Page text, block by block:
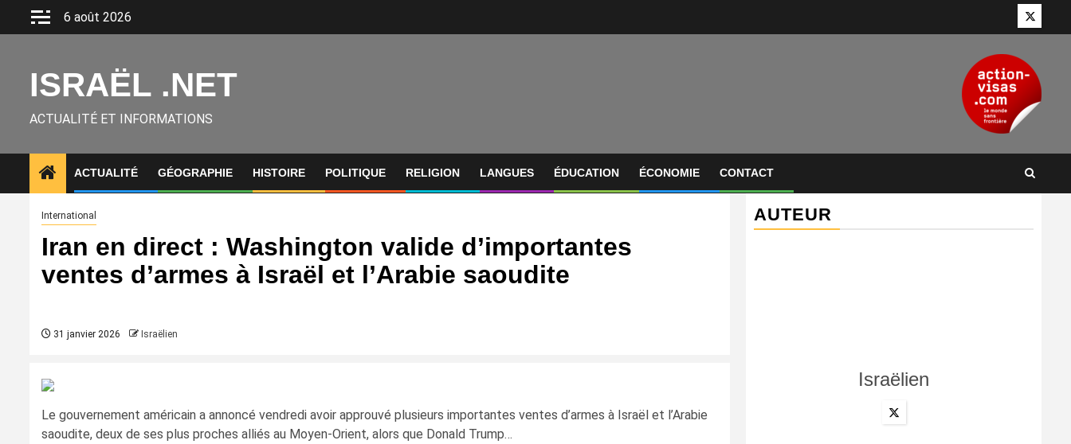
6 août 2026 Twitter
ISRAËL .NET
ACTUALITÉ ET INFORMATIONS
ACTUALITÉ GÉOGRAPHIE HISTOIRE POLITIQUE RELIGION LANGUES ÉDUCATION ÉCONOMIE CONTACT
International
Iran en direct : Washington valide d’importantes
ventes d’armes à Israël et l’Arabie saoudite
31 janvier 2026 Israëlien
Le gouvernement américain a annoncé vendredi avoir approuvé plusieurs importantes ventes d’armes à Israël et l’Arabie
saoudite, deux de ses plus proches alliés au Moyen-Orient, alors que Donald Trump…
AUTEUR
Israëlien